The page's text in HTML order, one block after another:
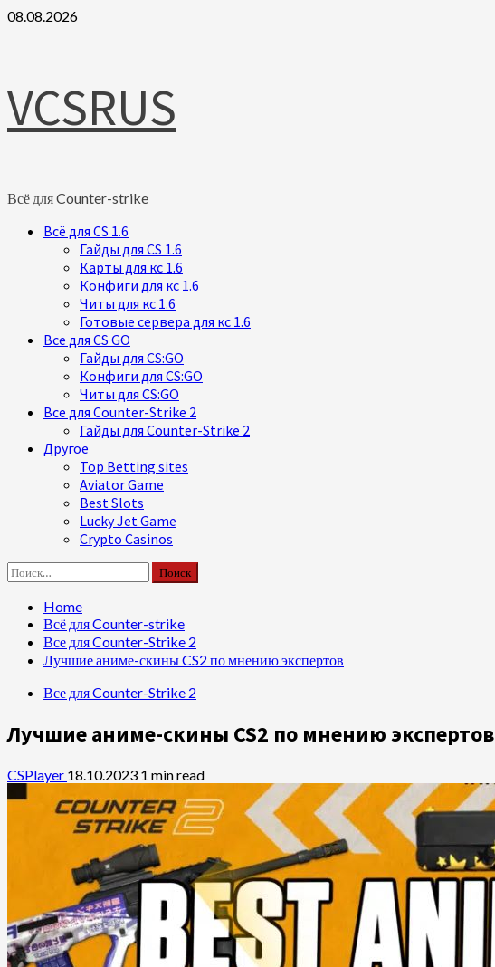
Skip
08.08.2026
VCSRUS
Всё для Counter-strike
PrimaryВсё для CS 1.6
Гайды для CS 1.6
Карты для кс 1.6
Конфиги для кс 1.6
Читы для кс 1.6
Готовые сервера для кс 1.6
Все для CS GO
Гайды для CS:GO
Конфиги для CS:GO
Читы для CS:GO
Все для Counter-Strike 2
Гайды для Counter-Strike 2
Другое
Top Betting sites
Aviator Game
Best Slots
Lucky Jet Game
Crypto Casinos
Найти:
Home
Всё для Counter-strike
Все для Counter-Strike 2
Лучшие аниме-скины CS2 по мнению экспертов
Все для Counter-Strike 2
Лучшие аниме-скины CS2 по мнению экспертов
CSPlayer 18.10.2023 1 min read